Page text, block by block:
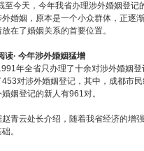
今天，今年我省办理涉外婚姻登记
外婚姻，原本是一个小众群体，正逐
在了婚姻关系的首要位置。
读· 今年涉外婚姻猛增
年全省只办理了十余对涉外婚姻登
453对涉外婚姻登记，其中，成都市
姻登记的新人有961对。
云处长介绍，随着我省经济的增强
。